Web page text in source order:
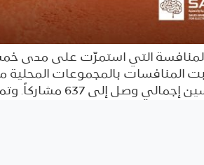
29.6 مليون خطوة خلال المنافسة التي
المنافسات بالمجموعات المحلية